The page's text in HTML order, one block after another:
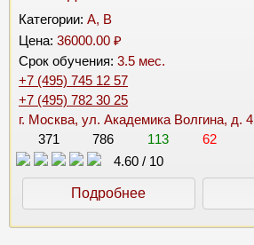
Категории: A, B
Цена: 36000.00 ₽
Срок обучения: 3.5 мес.
+7 (495) 745 12 57
+7 (495) 782 30 25
г. Москва, ул. Академика Волгина, д. 4
371
786 113
62
4.60 / 10
Подробнее